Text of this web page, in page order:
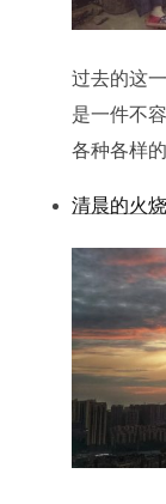
过去的这
是一件不
各种各样
清晨的火